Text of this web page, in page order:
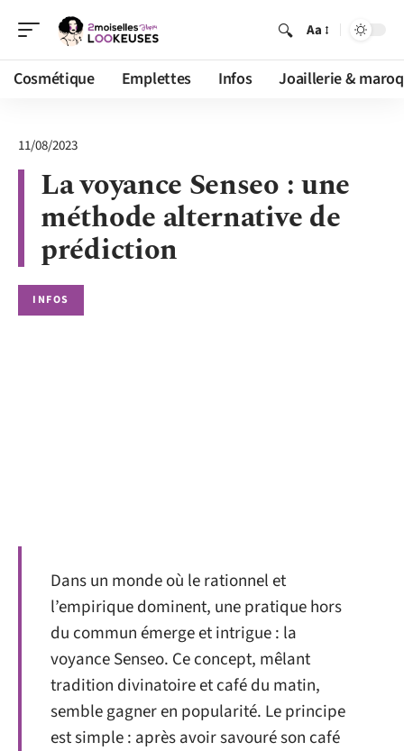
Aa
Cosmétique Emplettes Infos Joaillerie &
11/08/2023
La voyance Senseo : une
méthode alternative de
prédiction
INFOS
Dans un monde où le rationnel et
l’empirique dominent, une pratique hors
du commun émerge et intrigue : la
voyance Senseo. Ce concept, mêlant
tradition divinatoire et café du matin,
semble gagner en popularité. Le principe
est simple : après avoir savouré son café